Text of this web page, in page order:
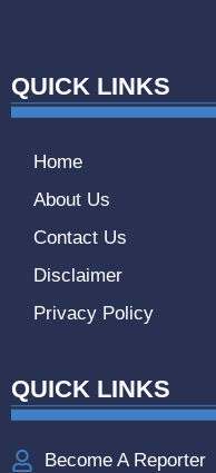
QUICK LINKS
Home
About Us
Contact Us
Disclaimer
Privacy Policy
QUICK LINKS
Become A Reporter